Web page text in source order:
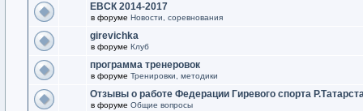
ЕВСК 2014-2017
в форуме Новости, соревнования
girevichka
в форуме Клуб
программа тренеровок
в форуме Тренировки, методики
Отзывы о работе Федерации Гиревого спорта
в форуме Общие вопросы